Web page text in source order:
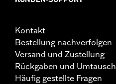
Kontakt
Bestellung nachverfolgen
Versand und Zustellung
Rückgaben und Umtausch
Häufig gestellte Fragen